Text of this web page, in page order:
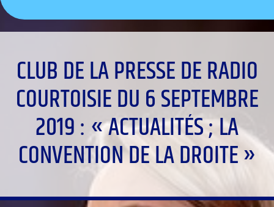
CLUB DE LA PRESSE DE RADIO
COURTOISIE DU 6 SEPTEMBRE
2019 : « ACTUALITÉS ; LA
CONVENTION DE LA DROITE »